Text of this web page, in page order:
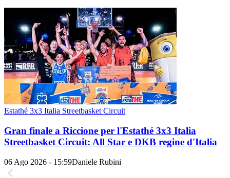
Estathé 3x3 Italia Streetbasket Circuit
Gran finale a Riccione per l'Estathé 3x3 Italia
Streetbasket Circuit: All Star e DKB regine d'Italia
06 Ago 2026 - 15:59Daniele Rubini